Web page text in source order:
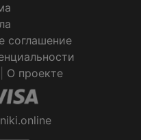
соглашение
О проекте